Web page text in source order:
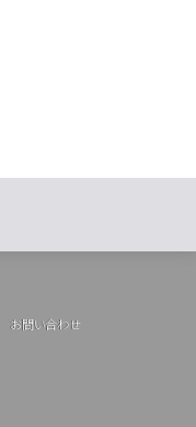
お問い合わせ